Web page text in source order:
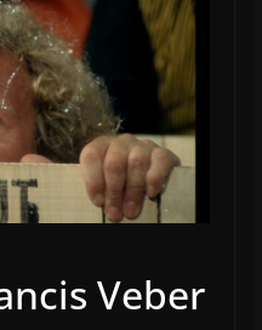
Veber